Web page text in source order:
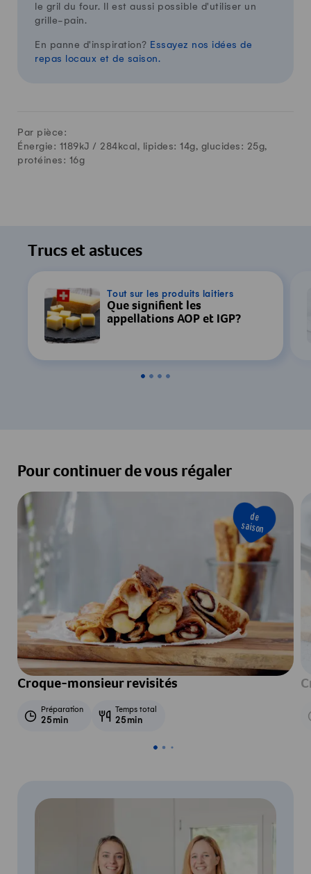
le gril du four. Il est aussi possible d'utiliser un
grille-pain.
En panne d'inspiration? Essayez nos idées de
repas locaux et de saison.
Par pièce:
Énergie: 1189kJ / 284 kcal, lipides: 14g, glucides: 25g,
protéines: 16g
Trucs et astuces
Tout sur les produits laitiers
Que signifient les
appellations AOP et IGP?
Pour continuer de vous régaler
de
saison
Croque-monsieur revisités
Préparation
25min
Temps total
25min